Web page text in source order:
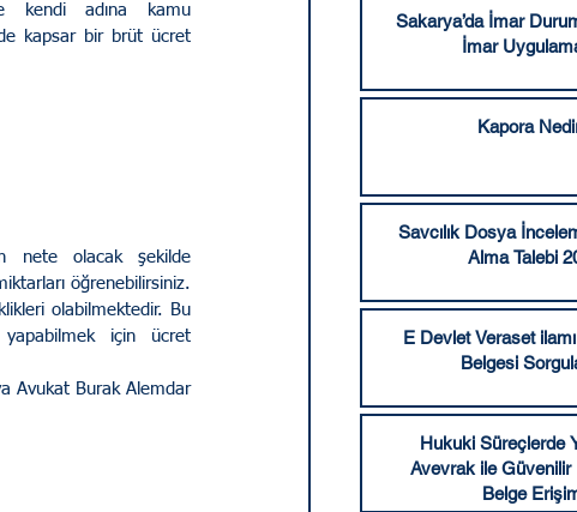
kendi adına kamu
kapsar bir brüt ücret
nete olacak şekilde
öğrenebilirsiniz.
olabilmektedir. Bu
yapabilmek için ücret
Avukat Burak Alemdar
Sakarya’da İmar
İmar
Kapora
Savcılık Dosya
Alma Talebi
E Devlet Veraset
Belgesi
Hukuki Süreçlerde
Avevrak ile Güvenilir
Belge